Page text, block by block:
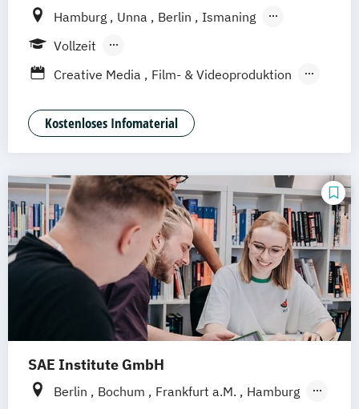
Hamburg Unna Berlin
Ismaning
Mannheim
Stuttgart
Vollzeit
Berufsbegleitendes Präsenzstudium
Creative Media
Film- & Videoproduktion
Media Studies Medienmanagement
Medienpsychologie Musikproduktion
Software Design & User Experience
Kostenloses Infomaterial
SAE Institute GmbH
Berlin Bochum Frankfurt a.M.
Hamburg